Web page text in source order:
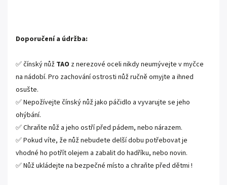
Doporučení a údržba:
✅ čínský nůž TAO z nerezové oceli nikdy neumývejte v myčce
na nádobí. Pro zachování ostrosti nůž ručně omyjte a ihned
osušte.
✅ Nepožívejte čínský nůž jako páčidlo a vyvarujte se jeho
ohýbání.
✅ Chraňte nůž a jeho ostří před pádem, nebo nárazem.
✅ Pokud víte, že nůž nebudete delší dobu potřebovat je
vhodné ho potřít olejem a zabalit do hadříku, nebo novin.
✅ Nůž ukládejte na bezpečné místo a chraňte před dětmi !